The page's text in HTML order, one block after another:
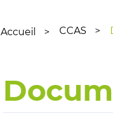
Accueil CCAS